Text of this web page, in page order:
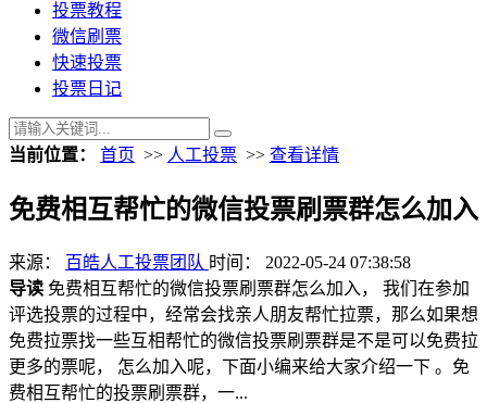
投票教程
微信刷票
快速投票
投票日记
当前位置： 首页 >> 人工投票 >> 查看详情
免费相互帮忙的微信投票刷票群怎么加入
来源： 百皓人工投票团队 时间： 2022-05-24 07:38:58
导读 免费相互帮忙的微信投票刷票群怎么加入， 我们在参加
评选投票的过程中，经常会找亲人朋友帮忙拉票，那么如果想
免费拉票找一些互相帮忙的微信投票刷票群是不是可以免费拉
更多的票呢， 怎么加入呢，下面小编来给大家介绍一下 。免
费相互帮忙的投票刷票群，一...